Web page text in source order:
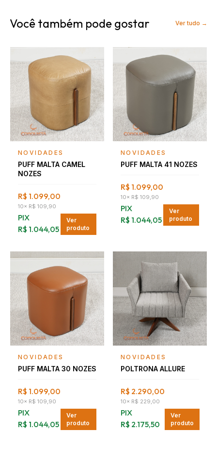
Você também pode gostar Ver tudo →
Falar com consultor
NOVIDADES
PUFF MALTA CAMEL
NOZES
R$ 1.099,00
10× R$ 109,90
PIX
R$ 1.044,05
Ver
produto
Falar com consultor
NOVIDADES
PUFF MALTA 41 NOZES
R$ 1.099,00
10× R$ 109,90
PIX
R$ 1.044,05
Ver
produto
Falar com consultor
NOVIDADES
PUFF MALTA 30 NOZES
R$ 1.099,00
10× R$ 109,90
PIX
R$ 1.044,05
Ver
produto
Falar com consultor
NOVIDADES
POLTRONA ALLURE
R$ 2.290,00
10× R$ 229,00
PIX
R$ 2.175,50
Ver
produto